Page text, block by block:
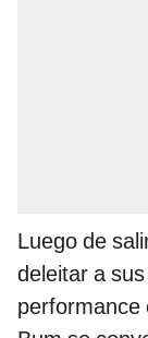
Luego de
deleitar a
performance